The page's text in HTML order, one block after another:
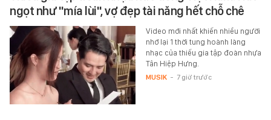
ngọt như "mía lùi", vợ đẹp tài năng hết chỗ chê
Video mới nhất khiến nhiều người
nhớ lại 1 thời tung hoành làng
nhạc của thiếu gia tập đoàn nhựa
Tân Hiệp Hưng.
MUSIK - 7 giờ trước